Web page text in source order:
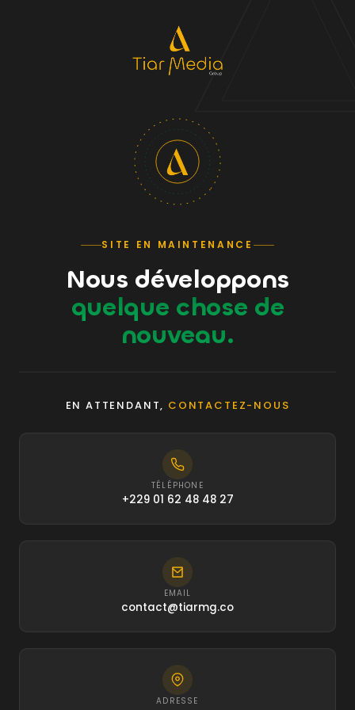
SITE EN MAINTENANCE
Nous développons
quelque chose de
nouveau.
EN ATTENDANT, CONTACTEZ-NOUS
TÉLÉPHONE
+229 01 62 48 48 27
EMAIL
contact@tiarmg.co
ADRESSE